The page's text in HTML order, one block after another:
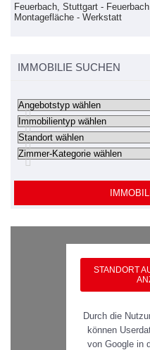
Feuerbach, Stuttgart -
Montagefläche - Werkstatt
IMMOBILIE SUCHEN
STANDORT
Durch die
können
von Google in